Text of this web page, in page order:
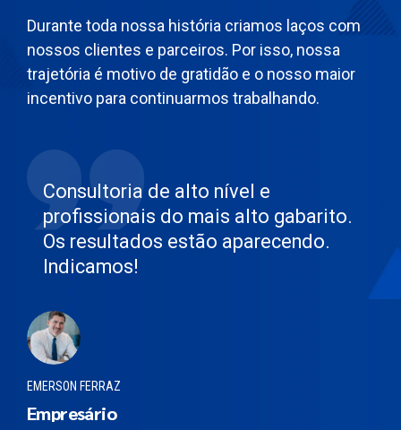
Durante toda nossa história criamos laços com
nossos clientes e parceiros. Por isso, nossa
trajetória é motivo de gratidão e o nosso maior
incentivo para continuarmos trabalhando.
Consultoria de alto nível e
profissionais do mais alto gabarito.
Os resultados estão aparecendo.
Indicamos!
EMERSON FERRAZ
Empresário